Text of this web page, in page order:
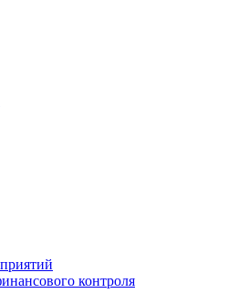
контроля